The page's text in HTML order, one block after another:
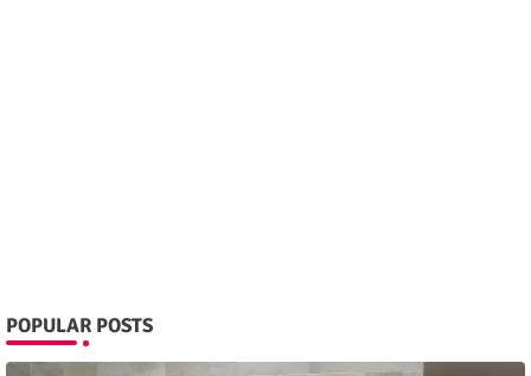
POPULAR POSTS